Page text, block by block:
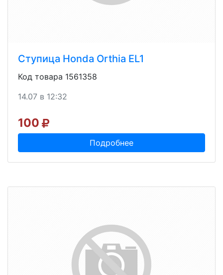
Ступица Honda Orthia EL1
Код товара 1561358
14.07 в 12:32
100
Подробнее